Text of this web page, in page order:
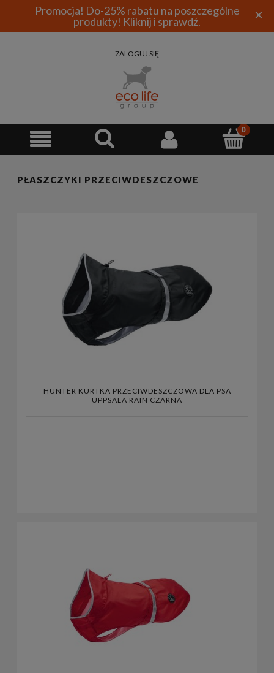
Promocja! Do-25% rabatu na poszczególne
produkty! Kliknij i sprawdź.
×
ZALOGUJ SIĘ
PŁASZCZYKI PRZECIWDESZCZOWE
HUNTER KURTKA PRZECIWDESZCZOWA DLA PSA
UPPSALA RAIN CZARNA